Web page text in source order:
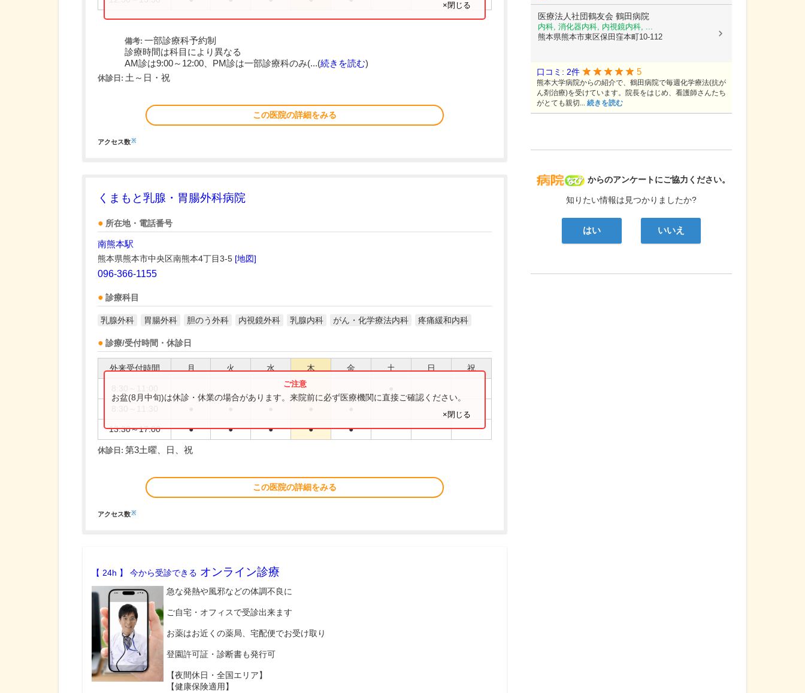
×閉じる
備考: 一部診療科予約制
診療時間は科目により異なる
AM診は9:00～12:00、PM診は一部診療科のみ(...(続きを読む)
休診日: 土～日・祝
この医院の詳細をみる
アクセス数※
くまもと乳腺・胃腸外科病院
所在地・電話番号
南熊本駅
熊本県熊本市中央区南熊本4丁目3-5 [地図]
096-366-1155
診療科目
乳腺外科 胃腸外科 胆のう外科 内視鏡外科 乳腺内科 がん・化学療法内科 疼痛緩和内科
診療/受付時間・休診日
外来受付時間 月 火 水 木 金 土 日 祝
13:30～17:00 ● ● ● ● ●
お盆(8月中旬)は休診・休業の場合があります。来院前に必ず医療機関に直接ご確認ください。
×閉じる
休診日: 第3土曜、日、祝
この医院の詳細をみる
アクセス数※
【 24h 】 今から受診できる オンライン診療
急な発熱や風邪などの体調不良に
ご自宅・オフィスで受診出来ます
お薬はお近くの薬局、宅配便でお受け取り
登園許可証・診断書も発行可
【夜間休日・全国エリア】
【健康保険適用】
病院なび
からのアンケートにご協力ください。
知りたい情報は見つかりましたか?
はい いいえ
医療法人社団鶴友会 鶴田病院
内科, 消化器内科, 内視鏡内科, ...
熊本県熊本市東区保田窪本町10-112
口コミ: 2件 5
熊本大学病院からの紹介で、鶴田病院で毎週化学療法(抗が
ん剤治療)を受けています。院長をはじめ、看護師さんたち
がとても親切... 続きを読む